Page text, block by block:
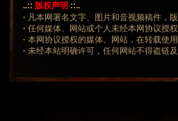
..::版权声明 ::..
· 凡本网署名文字、图片和音视频稿件，
·任何媒体、网站或个人未经本网协议授
·本网协议授权的媒体、网站，在转载使
·未经本站明确许可，任何网站不得盗链